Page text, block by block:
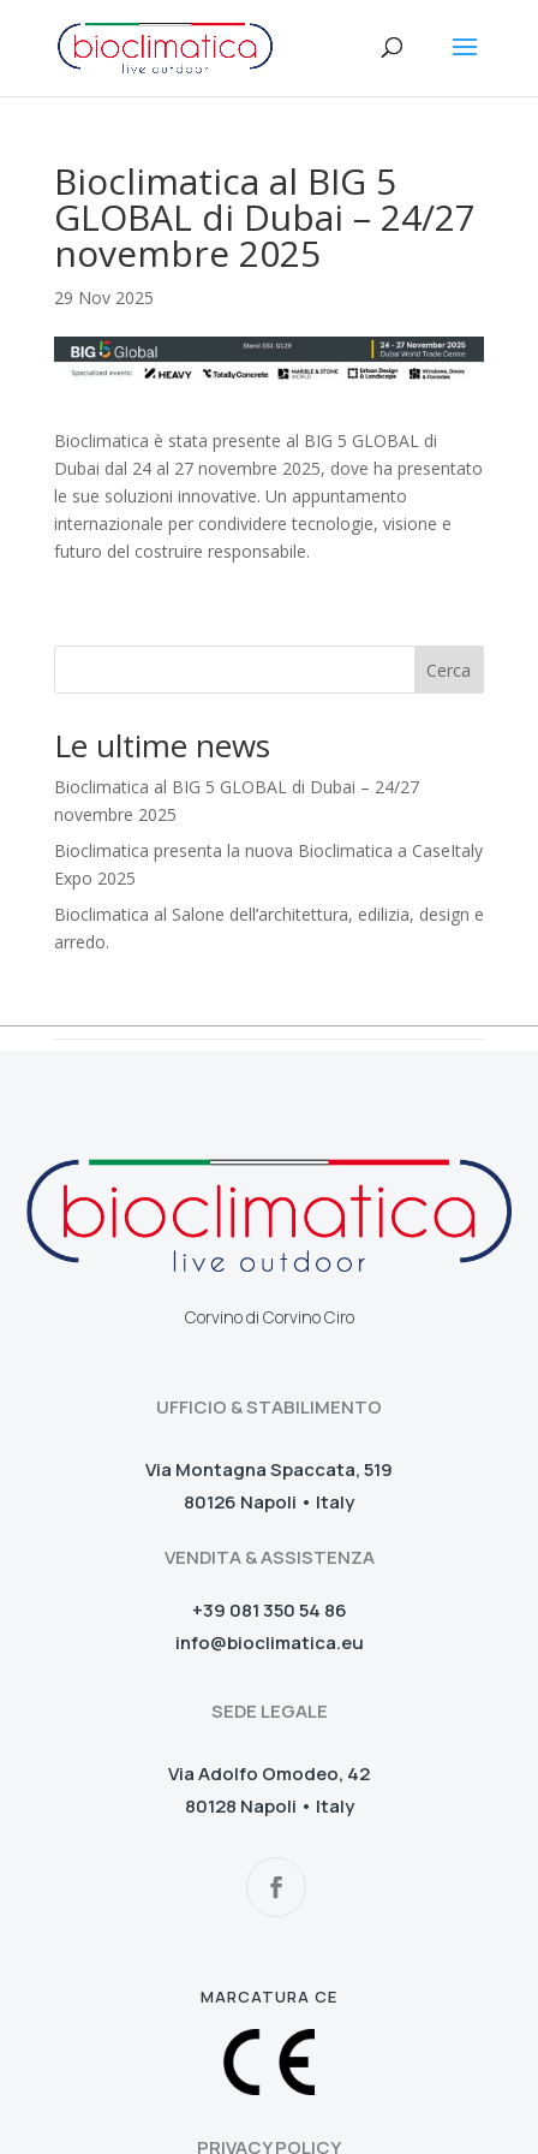
Bioclimatica al BIG 5
GLOBAL di Dubai – 24/27
novembre 2025
29 Nov 2025
Bioclimatica è stata presente al BIG 5 GLOBAL di
Dubai dal 24 al 27 novembre 2025, dove ha presentato
le sue soluzioni innovative. Un appuntamento
internazionale per condividere tecnologie, visione e
futuro del costruire responsabile.
Cerca
Le ultime news
Bioclimatica al BIG 5 GLOBAL di Dubai – 24/27
novembre 2025
Bioclimatica presenta la nuova Bioclimatica a CaseItaly
Expo 2025
Bioclimatica al Salone dell’architettura, edilizia, design e
arredo.
Corvino di Corvino Ciro
UFFICIO & STABILIMENTO
Via Montagna Spaccata, 519
80126 Napoli • Italy
VENDITA & ASSISTENZA
+39 081 350 54 86
info@bioclimatica.eu
SEDE LEGALE
Via Adolfo Omodeo, 42
80128 Napoli • Italy
MARCATURA CE
PRIVACY POLICY